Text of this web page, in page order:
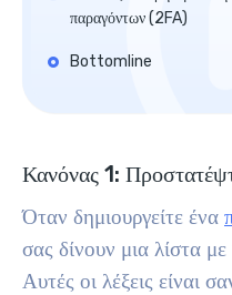
παραγόντων (2FA)
Bottomline
Κανόνας 1:
Όταν δημιουργείτε ένα
σας δίνουν μια λίστα
Αυτές οι λέξεις είναι